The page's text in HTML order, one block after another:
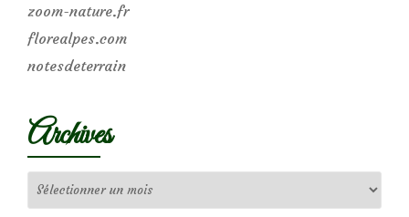
zoom-nature.fr
florealpes.com
notesdeterrain
Archives